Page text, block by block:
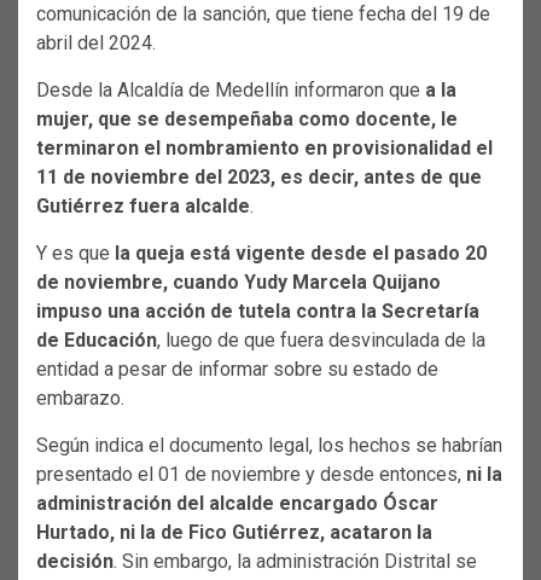
comunicación de la sanción, que tiene fecha del 19 de
abril del 2024.
Desde la Alcaldía de Medellín informaron que a la
mujer, que se desempeñaba como docente, le
terminaron el nombramiento en provisionalidad el
11 de noviembre del 2023, es decir, antes de que
Gutiérrez fuera alcalde.
Y es que la queja está vigente desde el pasado 20
de noviembre, cuando Yudy Marcela Quijano
impuso una acción de tutela contra la Secretaría
de Educación, luego de que fuera desvinculada de la
entidad a pesar de informar sobre su estado de
embarazo.
Según indica el documento legal, los hechos se habrían
presentado el 01 de noviembre y desde entonces, ni la
administración del alcalde encargado Óscar
Hurtado, ni la de Fico Gutiérrez, acataron la
decisión. Sin embargo, la administración Distrital se